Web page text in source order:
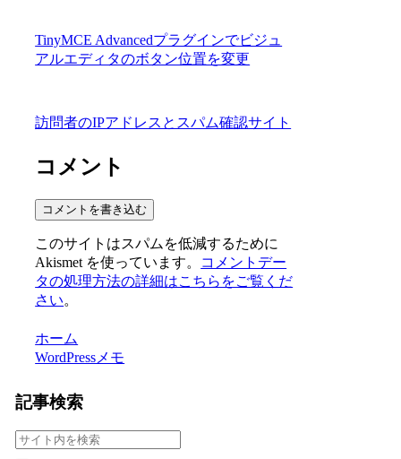
TinyMCE Advancedプラグインでビジュ
アルエディタのボタン位置を変更
訪問者のIPアドレスとスパム確認サイト
コメント
コメントを書き込む
このサイトはスパムを低減するために
Akismet を使っています。
コメントデー
タの処理方法の詳細はこちらをご覧くだ
さい。
ホーム
WordPressメモ
記事検索